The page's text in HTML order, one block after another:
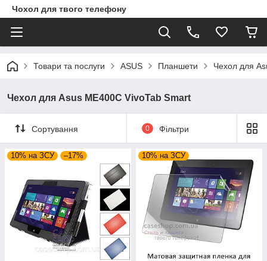
Чохол для твого телефону
Товари та послуги ASUS Планшети Чехол для
Чехол для Asus ME400C VivoTab Smart
Сортування 0 Фільтри
10% на ЗСУ –17% 10% на ЗСУ